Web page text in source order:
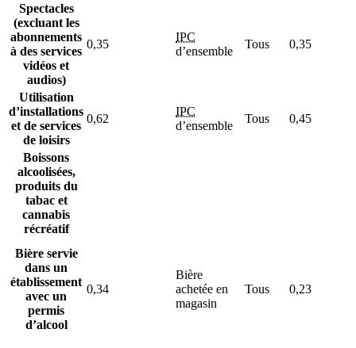
Spectacles
(excluant les
abonnements
à des services
vidéos et
audios)
0,35
IPC
d’ensemble
Tous 0,35
Utilisation
d’installations
et de services
de loisirs
0,62
IPC
d’ensemble
Tous 0,45
Boissons
alcoolisées,
produits du
tabac et
cannabis
récréatif
Bière servie
dans un
établissement
avec un
permis
d’alcool
0,34
Bière
achetée en
magasin
Tous 0,23